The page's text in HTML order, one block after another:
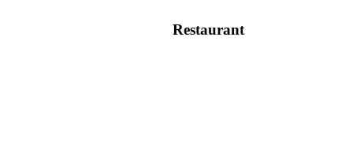
Restaurant